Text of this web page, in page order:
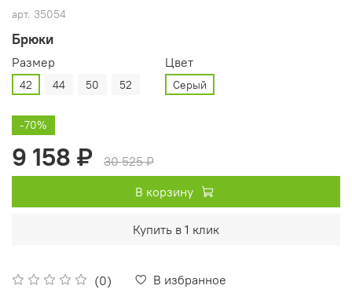
арт. 35054
Брюки
(0) В избранное
Размер
42 44 50 52
Цвет
Серый
-70%
9 158 ₽
30 525 ₽
В корзину
Купить в 1 клик